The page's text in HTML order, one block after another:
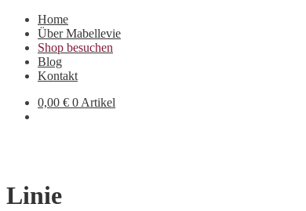
Home
Über Mabellevie
Shop besuchen
Blog
Kontakt
0,00 € 0 Artikel
Linie